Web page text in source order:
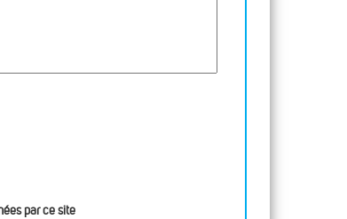
par ce site